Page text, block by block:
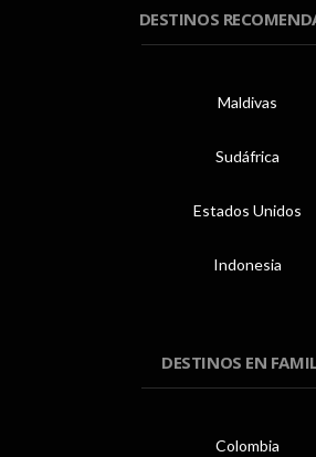
DESTINOS
Maldivas
Sudáfrica
Estados Unidos
Indonesia
DESTINOS EN
Colombia